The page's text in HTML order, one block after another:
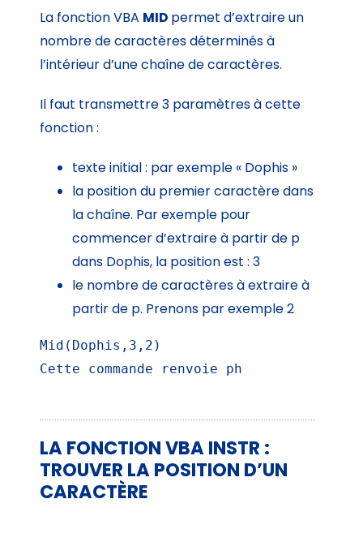
La fonction VBA MID permet d’extraire un
nombre de caractères déterminés à
l’intérieur d’une chaîne de caractères.
Il faut transmettre 3 paramètres à cette
fonction :
texte initial : par exemple « Dophis »
la position du premier caractère dans
la chaîne. Par exemple pour
commencer d’extraire à partir de p
dans Dophis, la position est : 3
le nombre de caractères à extraire à
partir de p. Prenons par exemple 2
Mid(Dophis,3,2)
Cette commande renvoie ph
LA FONCTION VBA INSTR :
TROUVER LA POSITION D’UN
CARACTÈRE